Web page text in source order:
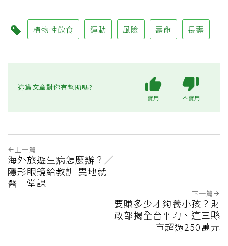
植物性飲食 運動 風險 壽命 長壽
這篇文章對你有幫助嗎?
實用 不實用
上一篇
海外旅遊生病怎麼辦？／
隱形眼鏡給教訓 異地就
醫一堂課
下一篇
要賺多少才夠養小孩？財
政部揭全台平均、這三縣
市超過250萬元